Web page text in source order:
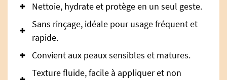
Nettoie, hydrate et protège en un seul geste.
Sans rinçage, idéale pour usage fréquent et
rapide.
Convient aux peaux sensibles et matures.
Texture fluide, facile à appliquer et non